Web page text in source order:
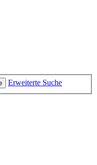
Erweiterte Suche